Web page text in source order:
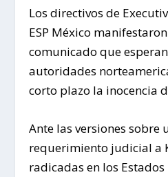
Los directivos de
ESP México
comunicado que
autoridades
corto plazo la inocencia
Ante las versiones sobre
requerimiento judicial a
radicadas en los